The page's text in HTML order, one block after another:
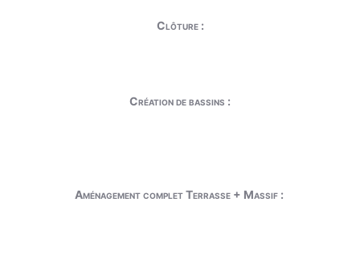
Clôture :
Création de bassins :
Aménagement complet Terrasse + Massif :